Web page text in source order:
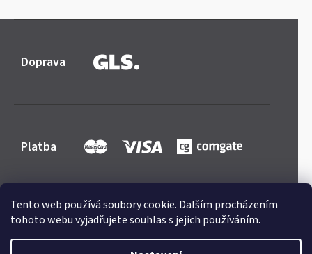
Tento web používá soubory cookie. Dalším procházením
tohoto webu vyjadřujete souhlas s jejich používáním.
Doprava
Platba
Shoptet |mime digital